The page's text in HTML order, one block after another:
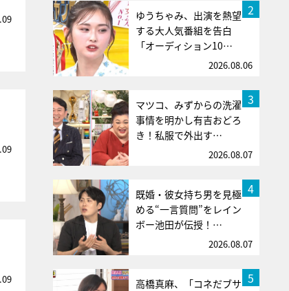
2
ゆうちゃみ、出演を熱望
する大人気番組を告白
「オーディション10…
2026.08.06
3
マツコ、みずからの洗濯
事情を明かし有吉おどろ
き！私服で外出す…
2026.08.07
4
既婚・彼女持ち男を見極
める“一言質問”をレイン
ボー池田が伝授！…
2026.08.07
5
高橋真麻、「コネだブサ